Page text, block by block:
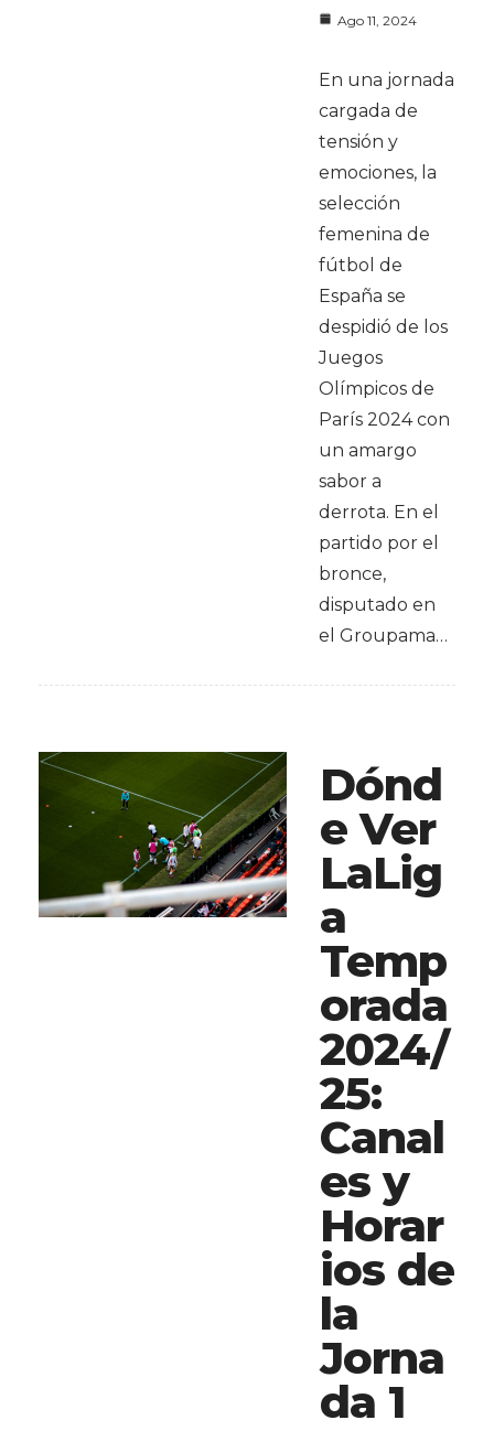
Ago 11, 2024
En una jornada
cargada de
tensión y
emociones, la
selección
femenina de
fútbol de
España se
despidió de los
Juegos
Olímpicos de
París 2024 con
un amargo
sabor a
derrota. En el
partido por el
bronce,
disputado en
el Groupama…
Dónd
e Ver
LaLig
a
Temp
orada
2024/
25:
Canal
es y
Horar
ios de
la
Jorna
da 1